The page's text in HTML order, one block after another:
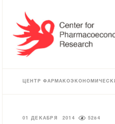
ЦЕНТР
01 ДЕКАБРЯ 2014 5284